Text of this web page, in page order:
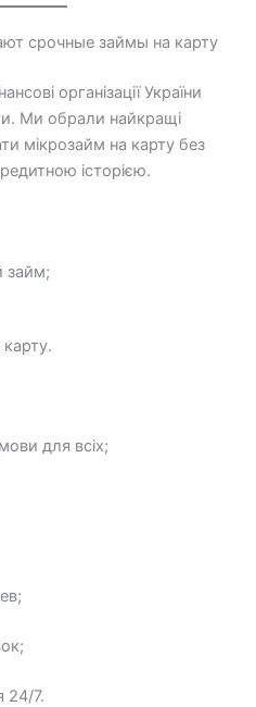
срочные займы на карту
організації України
Ми обрали найкращі
мікрозайм на карту без
історією.
займ;
для всіх;
24/7.